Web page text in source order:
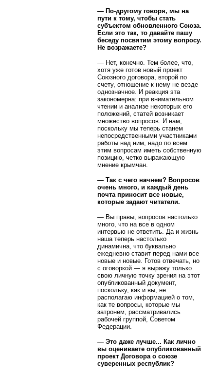
— По-другому говоря, мы на
пути к тому, чтобы стать
субъектом обновленного Союза.
Если это так, то давайте пашу
беседу посвятим этому вопросу.
Не возражаете?
— Нет, конечно. Тем более, что,
хотя уже готов новый проект
Союзного договора, второй по
счету, отношение к нему не везде
однозначное. И реакция эта
закономерна: при внимательном
чтении и анализе некоторых его
положений, статей возникает
множество вопросов. И нам,
поскольку мы теперь станем
непосредственными участниками
работы над ним, надо по всем
этим вопросам иметь собственную
позицию, четко выражающую
мнение крымчан.
— Так с чего начнем? Вопросов
очень много, и каждый день
почта приносит все новые,
которые задают читатели.
— Вы правы, вопросов настолько
много, что на все в одном
интервью не ответить. Да и жизнь
наша теперь настолько
динамична, что буквально
ежедневно ставит перед нами все
новые и новые. Готов отвечать, но
с оговоркой — я выражу только
свою личную точку зрения на этот
опубликованный документ,
поскольку, как и вы, не
располагаю информацией о том,
как те вопросы, которые мы
затронем, рассматривались
рабочей группой, Советом
Федерации.
— Это даже лучше... Как лично
вы оцениваете опубликованный
проект Договора о союзе
суверенных республик?